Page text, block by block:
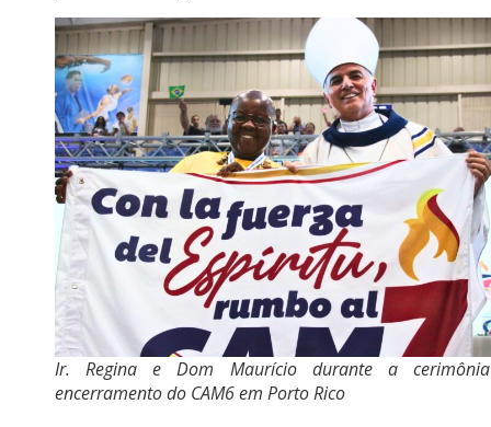
Ir. Regina e Dom Maurício durante a
encerramento do CAM6 em Porto Rico